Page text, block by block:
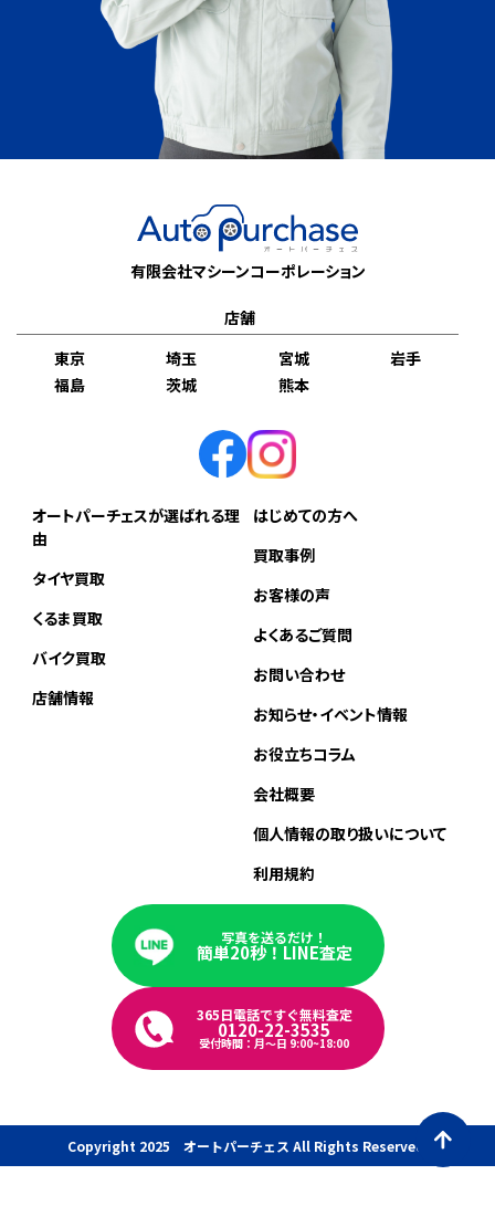
有限会社マシーンコーポレーション
店舗
東京
埼玉 宮城
岩手
福島
茨城 熊本
オートパーチェスが選ばれる理
由
タイヤ買取
くるま買取
バイク買取
店舗情報
はじめての方へ
買取事例
お客様の声
よくあるご質問
お問い合わせ
お知らせ・イベント情報
お役立ちコラム
会社概要
個人情報の取り扱いについて
利用規約
写真を送るだけ！
簡単20秒！LINE査定
365日電話ですぐ無料査定
0120-22-3535
受付時間：月〜日 9:00~18:00
Copyright 2025 オートパーチェス All Rights Reserved.